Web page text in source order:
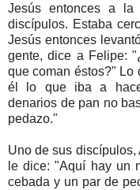
Jesús entonces a
discípulos. Estaba
Jesús entonces
gente, dice a Felipe:
que coman éstos?" Lo
él lo que iba a
denarios de pan no
pedazo."
Uno de sus discípulos,
le dice: "Aquí hay un
cebada y un par de